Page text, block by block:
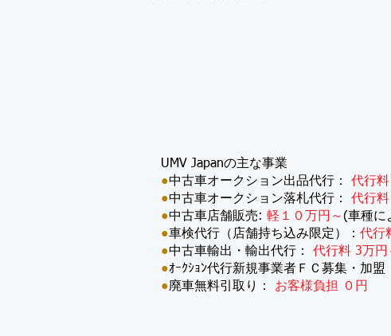
UMV Japanの主な事業
●中古車オークション出品代行： 代行
●中古車オークション落札代行： 代行
●中古車店舗販売: 軽１０万円～(車種に
●車検代行（店舗持ち込み限定）： 代行
●中古車輸出・輸出代行： 代行料 3万円
●ｵｰｸｼｮﾝ代行新規事業者ＦＣ募集・加盟
●廃車無料引取り： お客様負担 ０円